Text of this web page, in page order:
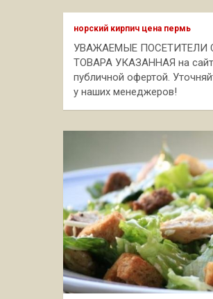
к
норский кирпич цена пермь
УВАЖАЕМЫЕ ПОСЕТИТЕЛИ
ТОВАРА УКАЗАННАЯ на
публичной офертой.
у наших менеджеров!